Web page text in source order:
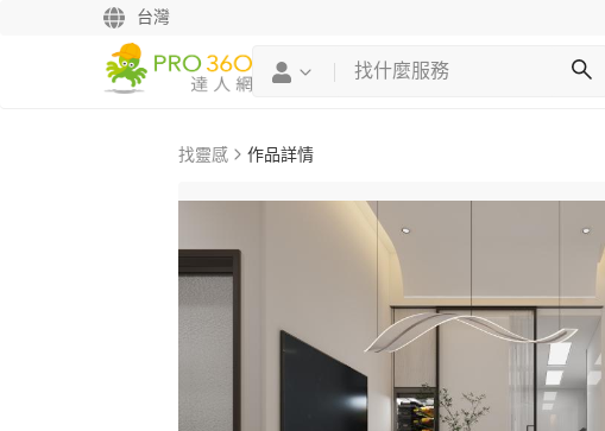
台灣
找靈感 作品詳情